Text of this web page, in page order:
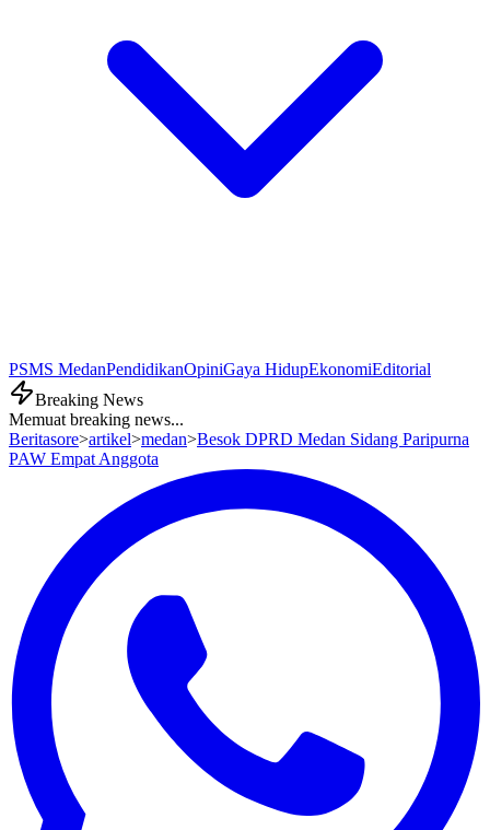
PSMS MedanPendidikanOpiniGaya HidupEkonomiEditorial
Breaking News
Memuat breaking news...
Beritasore>artikel>medan>Besok DPRD Medan Sidang Paripurna
PAW Empat Anggota